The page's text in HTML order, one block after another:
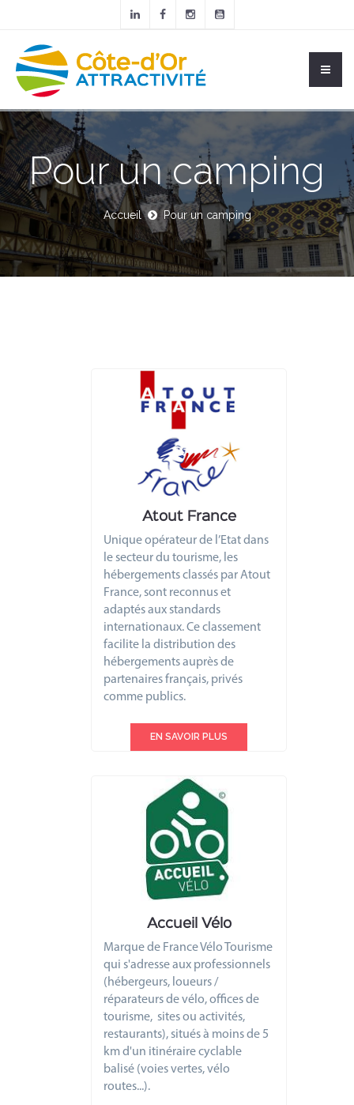
Pour un camping
Accueil Pour un camping
Atout France
Unique opérateur de l’Etat dans
le secteur du tourisme, les
hébergements classés par Atout
France, sont reconnus et
adaptés aux standards
internationaux. Ce classement
facilite la distribution des
hébergements auprès de
partenaires français, privés
comme publics.
EN SAVOIR PLUS
Accueil Vélo
Marque de France Vélo Tourisme
qui s'adresse aux professionnels
(hébergeurs, loueurs /
réparateurs de vélo, offices de
tourisme, sites ou activités,
restaurants), situés à moins de 5
km d'un itinéraire cyclable
balisé (voies vertes, vélo
routes...).